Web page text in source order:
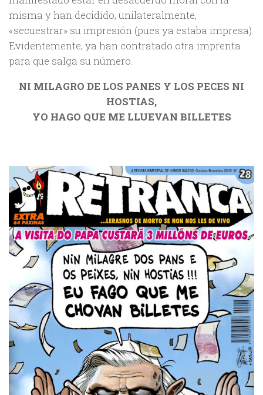
misma y han decidido, unilateralmente,
«secuestrar» su impresión (pues ya estaba impresa).
Evidentemente, ya han contratado otra imprenta
para que salga su número.
NI MILAGRO DE LOS PANES Y LOS PECES NI
HOSTIAS,
YO HAGO QUE ME LLUEVAN BILLETES